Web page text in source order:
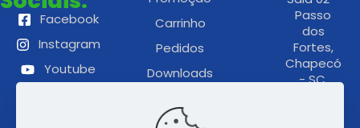
Facebook
Instagram
Youtube
Carrinho
Pedidos
Downloads
Privacidade
Passo
dos
Fortes,
Chapecó
- SC,